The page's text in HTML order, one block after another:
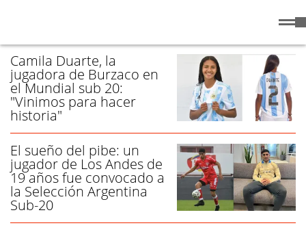
/ SELECCIÓN SUB 20 - PÁGINA 1
Camila Duarte, la
jugadora de Burzaco en
el Mundial sub 20:
"Vinimos para hacer
historia"
El sueño del pibe: un
jugador de Los Andes de
19 años fue convocado a
la Selección Argentina
Sub-20